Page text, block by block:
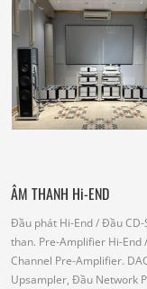
ÂM THANH Hi-END
Đầu phát Hi-End/ Đầu
than. Pre-Amplifier Hi-End
Channel Pre-Amplifier.
Upsampler, Đầu Network